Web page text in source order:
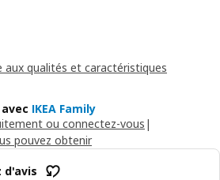
aux qualités et caractéristiques
IKEA Family
ou connectez-vous |
pouvez obtenir
d'avis